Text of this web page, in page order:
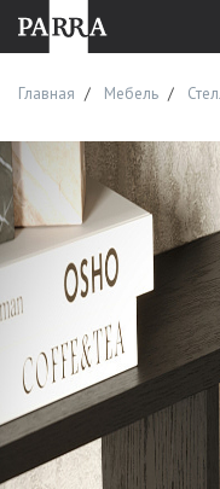
Главная Мебель